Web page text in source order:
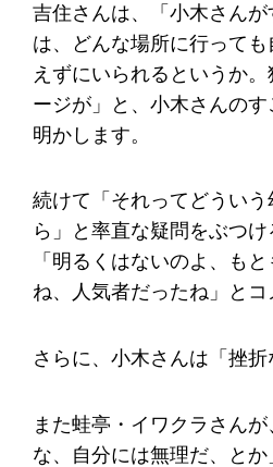
吉住さんは、「小木さん
は、どんな場所に行って
えずにいられるというか
ージが」と、小木さんの
明かします。
続けて「それってどうい
ら」と率直な疑問をぶつ
「明るくはないのよ、も
ね、人気者だったね」とコ
さらに、小木さんは「挫折
また蛙亭・イワクラさん
な、自分には無理だ、と